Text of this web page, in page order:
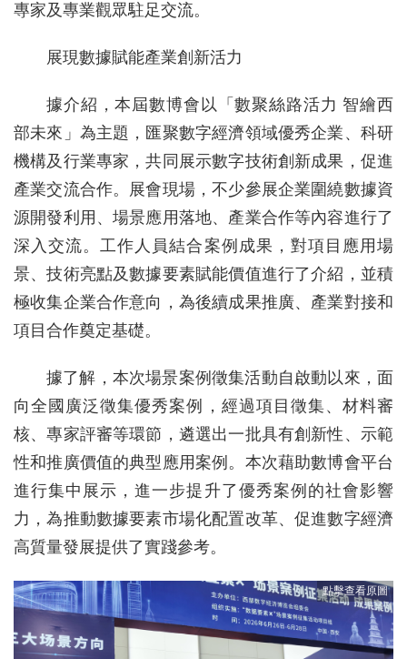
專家及專業觀眾駐足交流。
展現數據賦能產業創新活力
據介紹，本屆數博會以「數聚絲路活力 智繪西
部未來」為主題，匯聚數字經濟領域優秀企業、科研
機構及行業專家，共同展示數字技術創新成果，促進
產業交流合作。展會現場，不少參展企業圍繞數據資
源開發利用、場景應用落地、產業合作等內容進行了
深入交流。工作人員結合案例成果，對項目應用場
景、技術亮點及數據要素賦能價值進行了介紹，並積
極收集企業合作意向，為後續成果推廣、產業對接和
項目合作奠定基礎。
據了解，本次場景案例徵集活動自啟動以來，面
向全國廣泛徵集優秀案例，經過項目徵集、材料審
核、專家評審等環節，遴選出一批具有創新性、示範
性和推廣價值的典型應用案例。本次藉助數博會平台
進行集中展示，進一步提升了優秀案例的社會影響
力，為推動數據要素市場化配置改革、促進數字經濟
高質量發展提供了實踐參考。